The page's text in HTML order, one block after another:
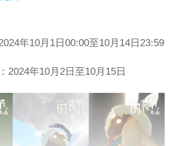
年10月1日00:00至10月14日23:59
2024年10月2日至10月15日